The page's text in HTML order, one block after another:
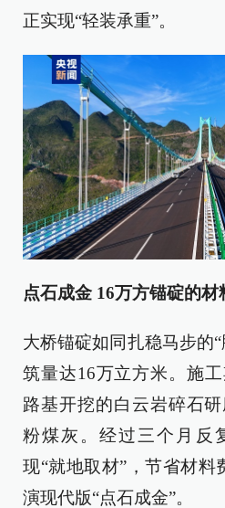
正实现“轻装承重”。
点石成金 16万方锚碇的材
大桥锚碇如同扎稳马步的
筑量达16万立方米。施
路基开挖的白云岩碎石
粉煤灰。经过三个月反
现“就地取材”，节省材料
演现代版“点石成金”。